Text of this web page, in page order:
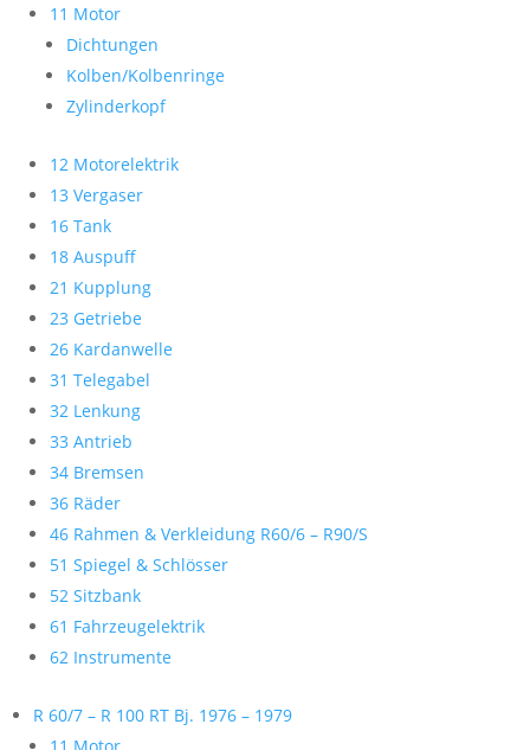
11 Motor
Dichtungen
Kolben/Kolbenringe
Zylinderkopf
12 Motorelektrik
13 Vergaser
16 Tank
18 Auspuff
21 Kupplung
23 Getriebe
26 Kardanwelle
31 Telegabel
32 Lenkung
33 Antrieb
34 Bremsen
36 Räder
46 Rahmen & Verkleidung R60/6 – R90/S
51 Spiegel & Schlösser
52 Sitzbank
61 Fahrzeugelektrik
62 Instrumente
R 60/7 – R 100 RT Bj. 1976 – 1979